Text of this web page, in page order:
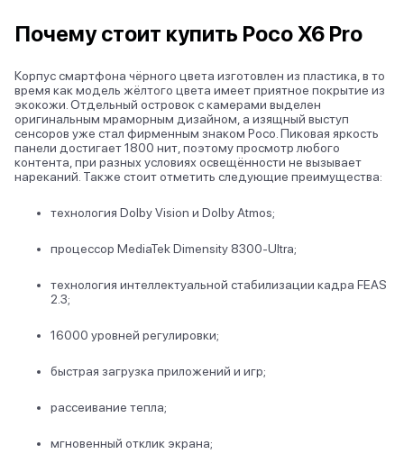
Почему стоит купить Poco X6 Pro
Корпус смартфона чёрного цвета изготовлен из пластика, в то
время как модель жёлтого цвета имеет приятное покрытие из
экокожи. Отдельный островок с камерами выделен
оригинальным мраморным дизайном, а изящный выступ
сенсоров уже стал фирменным знаком Poco. Пиковая яркость
панели достигает 1800 нит, поэтому просмотр любого
контента, при разных условиях освещённости не вызывает
нареканий. Также стоит отметить следующие преимущества:
технология Dolby Vision и Dolby Atmos;
процессор MediaTek Dimensity 8300-Ultra;
технология интеллектуальной стабилизации кадра FEAS
2.3;
16000 уровней регулировки;
быстрая загрузка приложений и игр;
рассеивание тепла;
мгновенный отклик экрана;